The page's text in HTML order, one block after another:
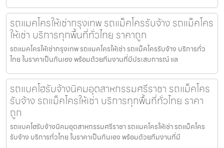
รถแมคโครให้เช่ากรุงเทพ รถแม็คโครรับจ้าง รถแม็คโคร
ให้เช่า บริการทุกพื้นที่ทั่วไทย ราคาถูก
รถแมคโครให้เช่ากรุงเทพ รถแมคโครให้เช่า รถแม็คโครรับจ้าง บริการทั่ว
ไทย ในราคาเป็นกันเอง พร้อมด้วยทีมงานที่มีประสบการณ์ แล
รถแบคโฮรับจ้างนิคมอุตสาหกรรมศรีราชา รถแม็คโคร
รับจ้าง รถแม็คโครให้เช่า บริการทุกพื้นที่ทั่วไทย ราคา
ถูก
รถแบคโฮรับจ้างนิคมอุตสาหกรรมศรีราชา รถแมคโครให้เช่า รถแม็คโคร
รับจ้าง บริการทั่วไทย ในราคาเป็นกันเอง พร้อมด้วยทีมงานที่มี